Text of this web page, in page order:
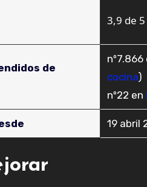
3,9 de
de
cocina)
nº22 en
19 abril